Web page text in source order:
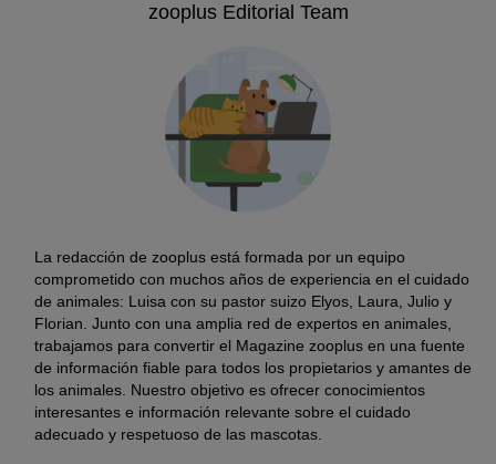
zooplus Editorial Team
La redacción de zooplus está formada por un equipo
comprometido con muchos años de experiencia en el cuidado
de animales: Luisa con su pastor suizo Elyos, Laura, Julio y
Florian. Junto con una amplia red de expertos en animales,
trabajamos para convertir el Magazine zooplus en una fuente
de información fiable para todos los propietarios y amantes de
los animales. Nuestro objetivo es ofrecer conocimientos
interesantes e información relevante sobre el cuidado
adecuado y respetuoso de las mascotas.